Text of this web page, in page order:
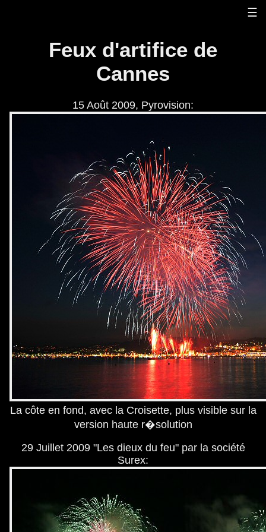
☰
Feux d'artifice de
Cannes
15 Août 2009, Pyrovision:
La côte en fond, avec la Croisette, plus visible sur la
version haute r�solution
29 Juillet 2009 "Les dieux du feu" par la société
Surex: